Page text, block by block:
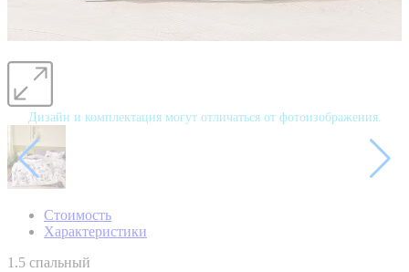
Дизайн и комплектация могут отличаться от фотоизображения.
Стоимость
Характеристики
1.5 спальный